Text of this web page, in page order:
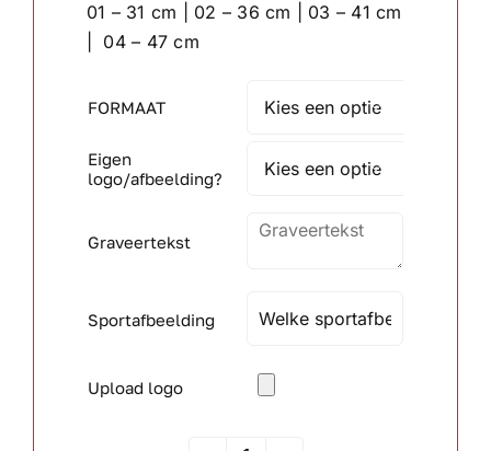
Rozetten
Wandborden
Crystal/glas
€34.60
01 – 31 cm | 02 – 36 cm | 03 – 41 cm
| 04 – 47 cm
FORMAAT 
Eigen
logo/afbeelding?

Graveertekst
Sportafbeelding
Upload logo